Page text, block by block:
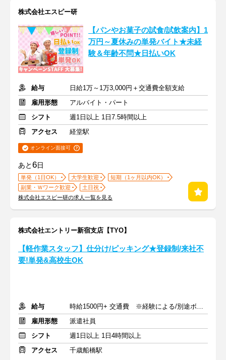
株式会社エスピー研
【パンやお菓子の試食/試飲案内】1
万円～夏休みの単発バイト★未経
験＆年齢不問★日払いOK
給与
日給1万～1万3,000円＋交通費全額支給
雇用形態
アルバイト・パート
シフト
週1日以上 1日7.5時間以上
アクセス
経堂駅
オンライン面接可
あと6日
単発（1日OK） 大学生歓迎
短期（1ヶ月以内OK）
副業・Ｗワーク歓迎
土日祝
株式会社エスピー研の求人一覧を見る
株式会社エントリー新宿支店【TYO】
【軽作業スタッフ】仕分け/ピッキング★登録制/来社不
要!単発&高校生OK
給与
時給1500円+ 交通費 ※経験による/別途ボーナス支給あり
雇用形態
派遣社員
シフト
週1日以上 1日4時間以上
アクセス
千歳船橋駅